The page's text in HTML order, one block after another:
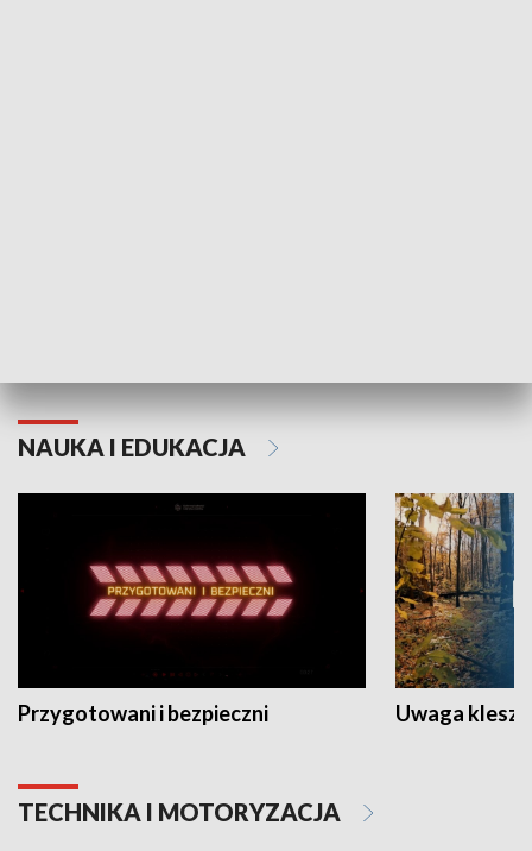
NAUKA I EDUKACJA
Przygotowani i bezpieczni Uwaga
TECHNIKA I MOTORYZACJA